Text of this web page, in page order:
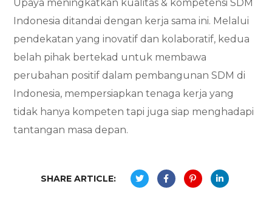
Upaya meningkatkan kualitas & kompetensi SDM
Indonesia ditandai dengan kerja sama ini. Melalui
pendekatan yang inovatif dan kolaboratif, kedua
belah pihak bertekad untuk membawa
perubahan positif dalam pembangunan SDM di
Indonesia, mempersiapkan tenaga kerja yang
tidak hanya kompeten tapi juga siap menghadapi
tantangan masa depan.
SHARE ARTICLE: